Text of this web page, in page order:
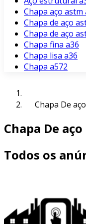
Chapa aço astm
Chapa de aço
Chapa de aço
Chapa fina a36
Chapa lisa a36
Chapa a572
Chapa De
Chapa De
Todos os